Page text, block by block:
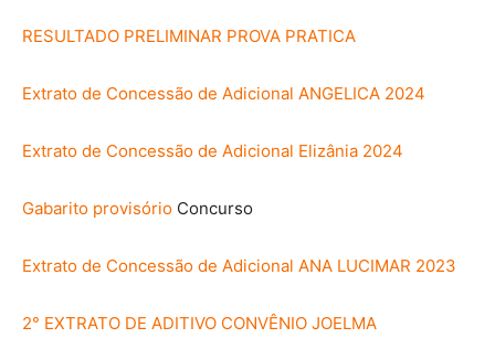
RESULTADO PRELIMINAR PROVA PRATICA
Extrato de Concessão de Adicional ANGELICA 2024
Extrato de Concessão de Adicional Elizânia 2024
Gabarito provisório Concurso
Extrato de Concessão de Adicional ANA LUCIMAR 2023
2° EXTRATO DE ADITIVO CONVÊNIO JOELMA